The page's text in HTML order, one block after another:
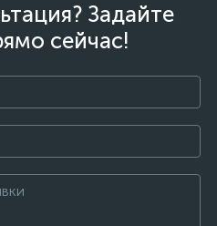
Задайте
сейчас!